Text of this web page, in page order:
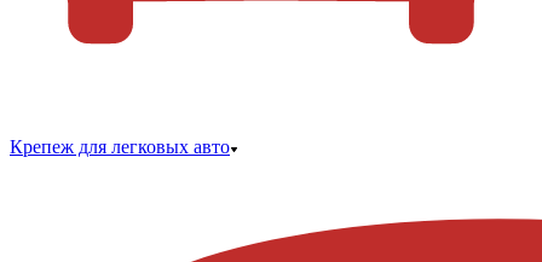
Крепеж для легковых авто